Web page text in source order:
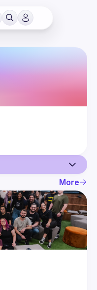
More